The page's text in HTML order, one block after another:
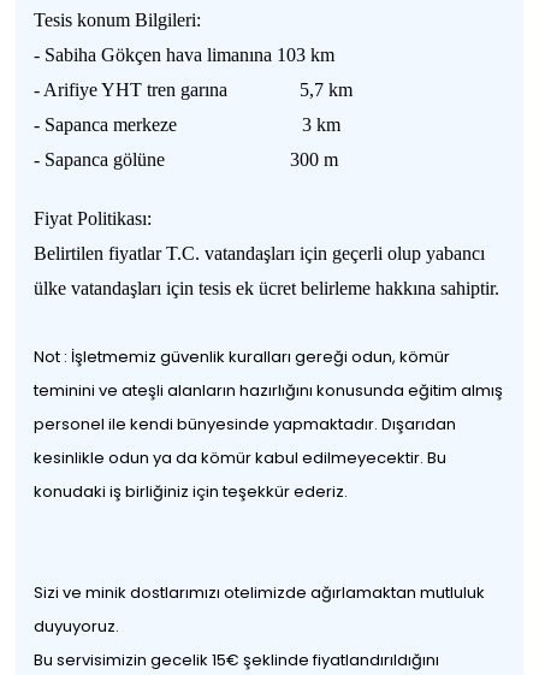
Tesis konum Bilgileri:
- Sabiha Gökçen hava limanına 103 km
- Arifiye YHT tren garına 5,7 km
- Sapanca merkeze 3 km
- Sapanca gölüne 300 m
Fiyat Politikası:
Belirtilen fiyatlar T.C. vatandaşları için geçerli olup yabancı
ülke vatandaşları için tesis ek ücret belirleme hakkına sahiptir.
Not : İşletmemiz güvenlik kuralları gereği odun, kömür
teminini ve ateşli alanların hazırlığını konusunda eğitim almış
personel ile kendi bünyesinde yapmaktadır. Dışarıdan
kesinlikle odun ya da kömür kabul edilmeyecektir. Bu
konudaki iş birliğiniz için teşekkür ederiz.
Sizi ve minik dostlarımızı otelimizde ağırlamaktan mutluluk
duyuyoruz.
Bu servisimizin gecelik 15€ şeklinde fiyatlandırıldığını